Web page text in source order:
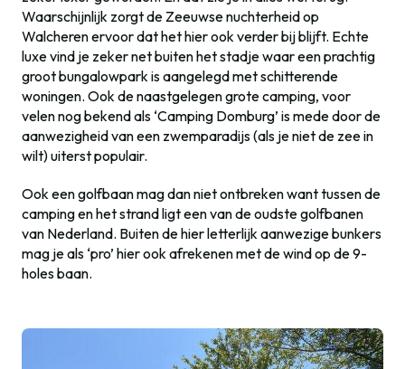
Waarschijnlijk zorgt de Zeeuwse nuchterheid op
Walcheren ervoor dat het hier ook verder bij blijft. Echte
luxe vind je zeker net buiten het stadje waar een prachtig
groot bungalowpark is aangelegd met schitterende
woningen. Ook de naastgelegen grote camping, voor
velen nog bekend als ‘Camping Domburg’ is mede door de
aanwezigheid van een zwemparadijs (als je niet de zee in
wilt) uiterst populair.
Ook een golfbaan mag dan niet ontbreken want tussen de
camping en het strand ligt een van de oudste golfbanen
van Nederland. Buiten de hier letterlijk aanwezige bunkers
mag je als ‘pro’ hier ook afrekenen met de wind op de 9-
holes baan.